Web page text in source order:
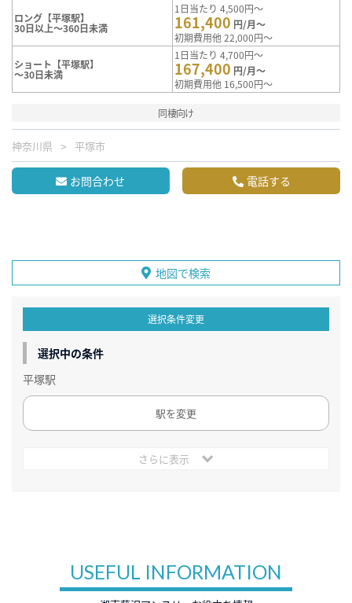
ロング【平塚駅】
30日以上～360日未満
1日当たり 4,500円～
161,400 円/月～
初期費用他 22,000円～
ショート【平塚駅】
～30日未満
1日当たり 4,700円～
167,400 円/月～
初期費用他 16,500円～
同棲向け
神奈川県 平塚市
お問合わせ 電話する
地図で検索
選択条件変更
選択中の条件
平塚駅
駅を変更
さらに表示
USEFUL INFORMATION